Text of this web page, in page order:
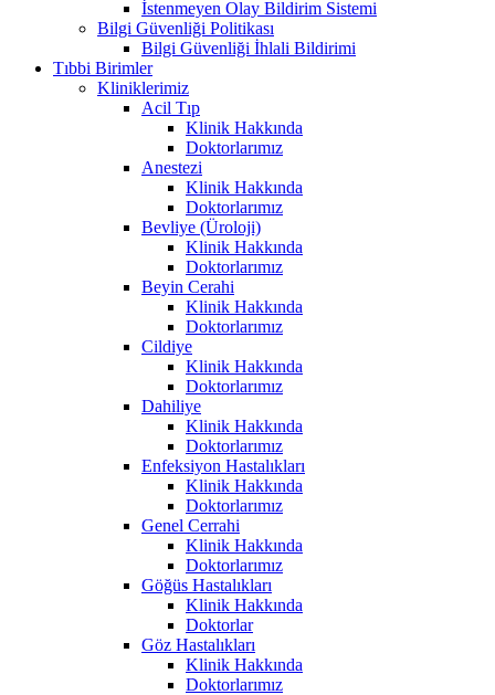
İstenmeyen Olay Bildirim Sistemi
Bilgi Güvenliği Politikası
Bilgi Güvenliği İhlali Bildirimi
Tıbbi Birimler
Kliniklerimiz
Acil Tıp
Klinik Hakkında
Doktorlarımız
Anestezi
Klinik Hakkında
Doktorlarımız
Bevliye (Üroloji)
Klinik Hakkında
Doktorlarımız
Beyin Cerahi
Klinik Hakkında
Doktorlarımız
Cildiye
Klinik Hakkında
Doktorlarımız
Dahiliye
Klinik Hakkında
Doktorlarımız
Enfeksiyon Hastalıkları
Klinik Hakkında
Doktorlarımız
Genel Cerrahi
Klinik Hakkında
Doktorlarımız
Göğüs Hastalıkları
Klinik Hakkında
Doktorlar
Göz Hastalıkları
Klinik Hakkında
Doktorlarımız